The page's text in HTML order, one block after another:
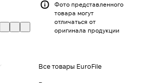
Фото представленного
товара могут
отличаться от
оригинала продукции
Все товары EuroFile